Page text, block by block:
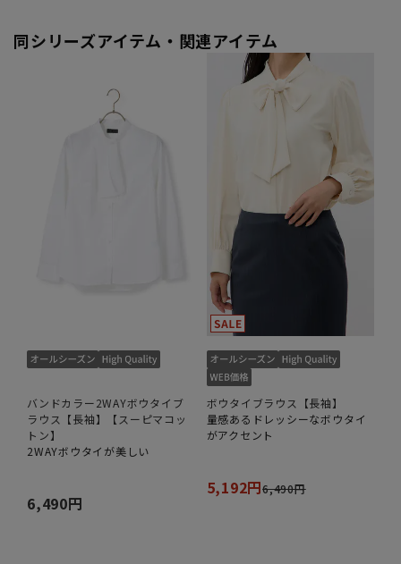
同シリーズアイテム・関連アイテム
バンドカラー2WAYボウタイブ
ラウス【長袖】【スーピマコッ
トン】
2WAYボウタイが美しい
6,490円
ボウタイブラウス【長袖】
量感あるドレッシーなボウタイ
がアクセント
5,192円6,490円